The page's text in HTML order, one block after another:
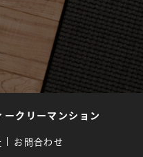
クリーマンション
お問合わせ